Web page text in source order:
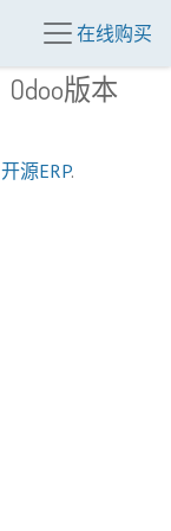
在线购买
Odoo版本
开源ERP.